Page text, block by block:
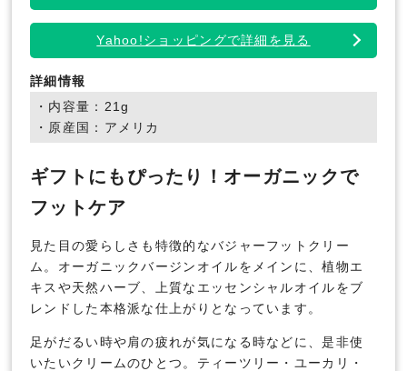
Yahoo!ショッピングで詳細を見る
詳細情報
・内容量：21g
・原産国：アメリカ
ギフトにもぴったり！オーガニックで
フットケア
見た目の愛らしさも特徴的なバジャーフットクリー
ム。オーガニックバージンオイルをメインに、植物エ
キスや天然ハーブ、上質なエッセンシャルオイルをブ
レンドした本格派な仕上がりとなっています。
足がだるい時や肩の疲れが気になる時などに、是非使
いたいクリームのひとつ。ティーツリー・ユーカリ・